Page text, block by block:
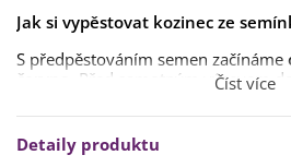
Jak si vypěstovat kozinec ze
S předpěstováním semen začínáme
června
. Před samotným výsevem
Semena vyséváme
dbáme na to, aby se semena
Číst více
Detaily produktu